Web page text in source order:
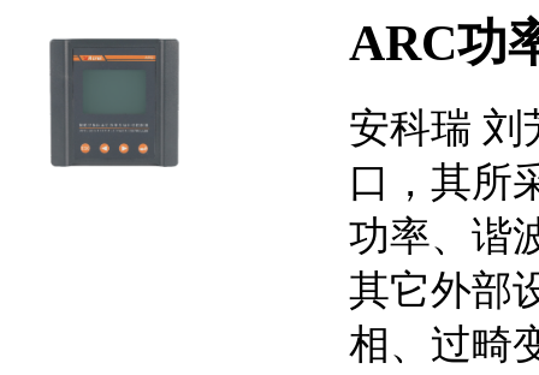
ARC功
安科瑞 刘
口，其所
功率、谐
其它外部
相、过畸